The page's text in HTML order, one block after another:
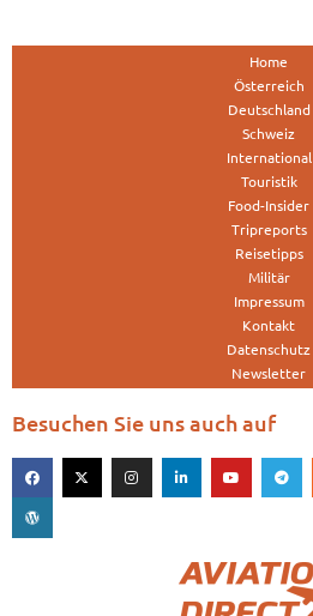
Home
Österreich
Deutschland
Schweiz
International
Touristik
Food-Insider
Tripreports
Reisetipps
Militär
Impressum
Kontakt
Datenschutz
Newsletter
Besuchen Sie uns auch auf